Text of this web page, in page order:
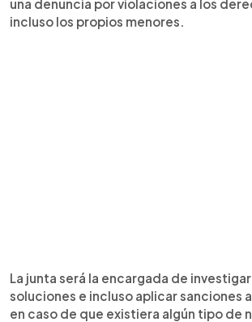
una denuncia por violaciones a los
incluso los propios menores.
La junta será la encargada de
soluciones e incluso aplicar sanciones
en caso de que existiera algún tipo de